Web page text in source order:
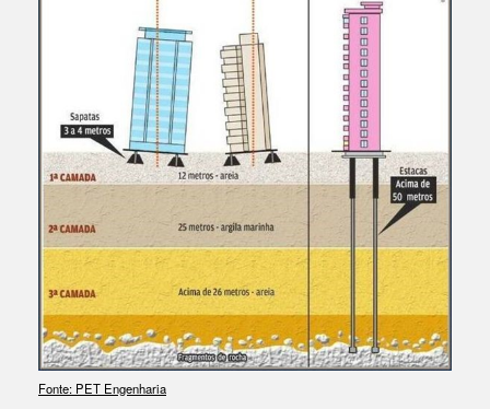
Fonte: PET Engenharia